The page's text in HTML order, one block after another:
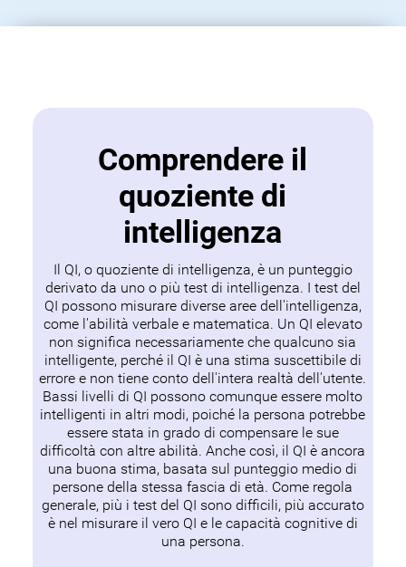
Comprendere il
quoziente di
intelligenza
Il QI, o quoziente di intelligenza, è un punteggio
derivato da uno o più test di intelligenza. I test del
QI possono misurare diverse aree dell'intelligenza,
come l'abilità verbale e matematica. Un QI elevato
non significa necessariamente che qualcuno sia
intelligente, perché il QI è una stima suscettibile di
errore e non tiene conto dell'intera realtà dell'utente.
Bassi livelli di QI possono comunque essere molto
intelligenti in altri modi, poiché la persona potrebbe
essere stata in grado di compensare le sue
difficoltà con altre abilità. Anche così, il QI è ancora
una buona stima, basata sul punteggio medio di
persone della stessa fascia di età. Come regola
generale, più i test del QI sono difficili, più accurato
è nel misurare il vero QI e le capacità cognitive di
una persona.